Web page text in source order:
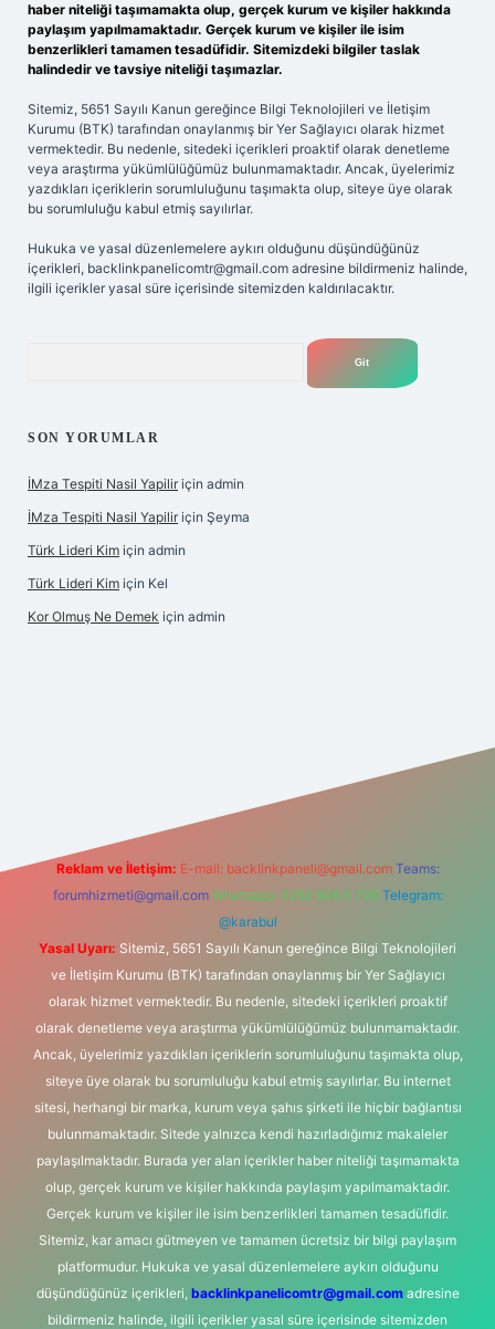
haber niteliği taşımamakta olup, gerçek kurum ve kişiler hakkında
paylaşım yapılmamaktadır. Gerçek kurum ve kişiler ile isim
benzerlikleri tamamen tesadüfidir. Sitemizdeki bilgiler taslak
halindedir ve tavsiye niteliği taşımazlar.
Sitemiz, 5651 Sayılı Kanun gereğince Bilgi Teknolojileri ve İletişim
Kurumu (BTK) tarafından onaylanmış bir Yer Sağlayıcı olarak hizmet
vermektedir. Bu nedenle, sitedeki içerikleri proaktif olarak denetleme
veya araştırma yükümlülüğümüz bulunmamaktadır. Ancak, üyelerimiz
yazdıkları içeriklerin sorumluluğunu taşımakta olup, siteye üye olarak
bu sorumluluğu kabul etmiş sayılırlar.
Hukuka ve yasal düzenlemelere aykırı olduğunu düşündüğünüz
içerikleri, backlinkpanelicomtr@gmail.com adresine bildirmeniz halinde,
ilgili içerikler yasal süre içerisinde sitemizden kaldırılacaktır.
SON YORUMLAR
İMza Tespiti Nasil Yapilir için admin
İMza Tespiti Nasil Yapilir için Şeyma
Türk Lideri Kim için admin
Türk Lideri Kim için Kel
Kor Olmuş Ne Demek için admin
Reklam ve İletişim: E-mail: backlinkpaneli@gmail.com Teams:
forumhizmeti@gmail.com Whatsapp: 0262 606 0 726 Telegram:
@karabul
Yasal Uyarı: Sitemiz, 5651 Sayılı Kanun gereğince Bilgi Teknolojileri
ve İletişim Kurumu (BTK) tarafından onaylanmış bir Yer Sağlayıcı
olarak hizmet vermektedir. Bu nedenle, sitedeki içerikleri proaktif
olarak denetleme veya araştırma yükümlülüğümüz bulunmamaktadır.
Ancak, üyelerimiz yazdıkları içeriklerin sorumluluğunu taşımakta olup,
siteye üye olarak bu sorumluluğu kabul etmiş sayılırlar. Bu internet
sitesi, herhangi bir marka, kurum veya şahıs şirketi ile hiçbir bağlantısı
bulunmamaktadır. Sitede yalnızca kendi hazırladığımız makaleler
paylaşılmaktadır. Burada yer alan içerikler haber niteliği taşımamakta
olup, gerçek kurum ve kişiler hakkında paylaşım yapılmamaktadır.
Gerçek kurum ve kişiler ile isim benzerlikleri tamamen tesadüfidir.
Sitemiz, kar amacı gütmeyen ve tamamen ücretsiz bir bilgi paylaşım
platformudur. Hukuka ve yasal düzenlemelere aykırı olduğunu
düşündüğünüz içerikleri, backlinkpanelicomtr@gmail.comadresine
bildirmeniz halinde, ilgili içerikler yasal süre içerisinde sitemizden